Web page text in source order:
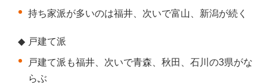
持ち家派が多いのは福井、次いで富山、新潟が続く
◆ 戸建て派
戸建て派も福井、次いで青森、秋田、石川の3県がな
らぶ